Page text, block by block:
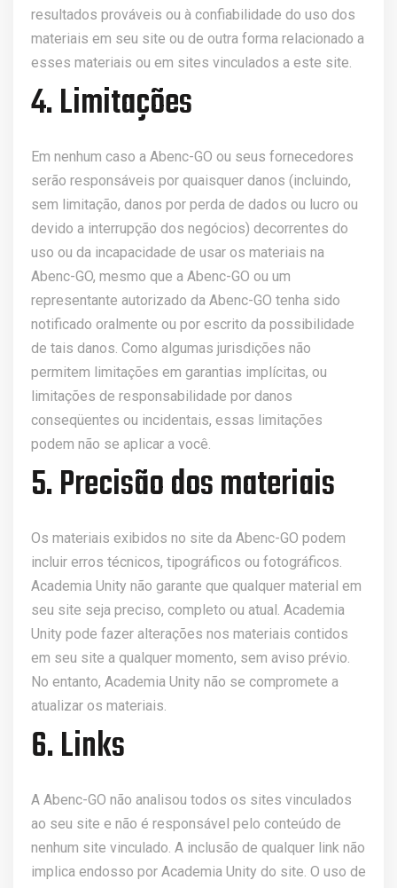
resultados prováveis ​​ou à confiabilidade do uso dos
materiais em seu site ou de outra forma relacionado a
esses materiais ou em sites vinculados a este site.
4. Limitações
Em nenhum caso a Abenc-GO ou seus fornecedores
serão responsáveis ​​por quaisquer danos (incluindo,
sem limitação, danos por perda de dados ou lucro ou
devido a interrupção dos negócios) decorrentes do
uso ou da incapacidade de usar os materiais na
Abenc-GO, mesmo que a Abenc-GO ou um
representante autorizado da Abenc-GO tenha sido
notificado oralmente ou por escrito da possibilidade
de tais danos. Como algumas jurisdições não
permitem limitações em garantias implícitas, ou
limitações de responsabilidade por danos
conseqüentes ou incidentais, essas limitações
podem não se aplicar a você.
5. Precisão dos materiais
Os materiais exibidos no site da Abenc-GO podem
incluir erros técnicos, tipográficos ou fotográficos.
Academia Unity não garante que qualquer material em
seu site seja preciso, completo ou atual. Academia
Unity pode fazer alterações nos materiais contidos
em seu site a qualquer momento, sem aviso prévio.
No entanto, Academia Unity não se compromete a
atualizar os materiais.
6. Links
A Abenc-GO não analisou todos os sites vinculados
ao seu site e não é responsável pelo conteúdo de
nenhum site vinculado. A inclusão de qualquer link não
implica endosso por Academia Unity do site. O uso de